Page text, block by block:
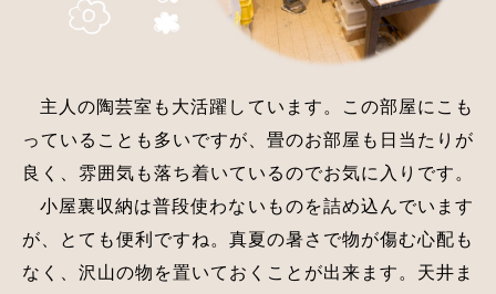
主人の陶芸室も大活躍しています。この部屋にこも
っていることも多いですが、畳のお部屋も日当たりが
良く、雰囲気も落ち着いているのでお気に入りです。
小屋裏収納は普段使わないものを詰め込んでいます
が、とても便利ですね。真夏の暑さで物が傷む心配も
なく、沢山の物を置いておくことが出来ます。天井ま